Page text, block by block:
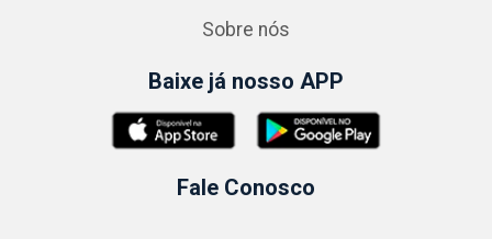
Sobre nós
Baixe já nosso APP
Fale Conosco